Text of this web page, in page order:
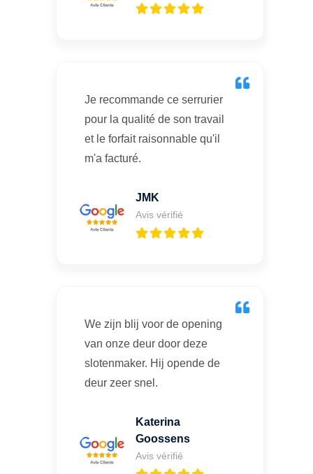
Je recommande ce serrurier
pour la qualité de son travail
et le forfait raisonnable qu'il
m'a facturé.
JMK
Avis vérifié
We zijn blij voor de opening
van onze deur door deze
slotenmaker. Hij opende de
deur zeer snel.
Katerina
Goossens
Avis vérifié